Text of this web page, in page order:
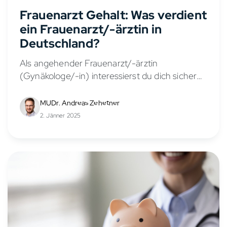
Frauenarzt Gehalt: Was verdient
ein Frauenarzt/-ärztin in
Deutschland?
Als angehender Frauenarzt/-ärztin
(Gynäkologe/-in) interessierst du dich sicher
vielseitigen Fachbereich. Das Gehalt eines
Frauenarztes/-ärztin hängt von verschiedenen
MUDr. Andreas Zehetner
2. Jänner 2025